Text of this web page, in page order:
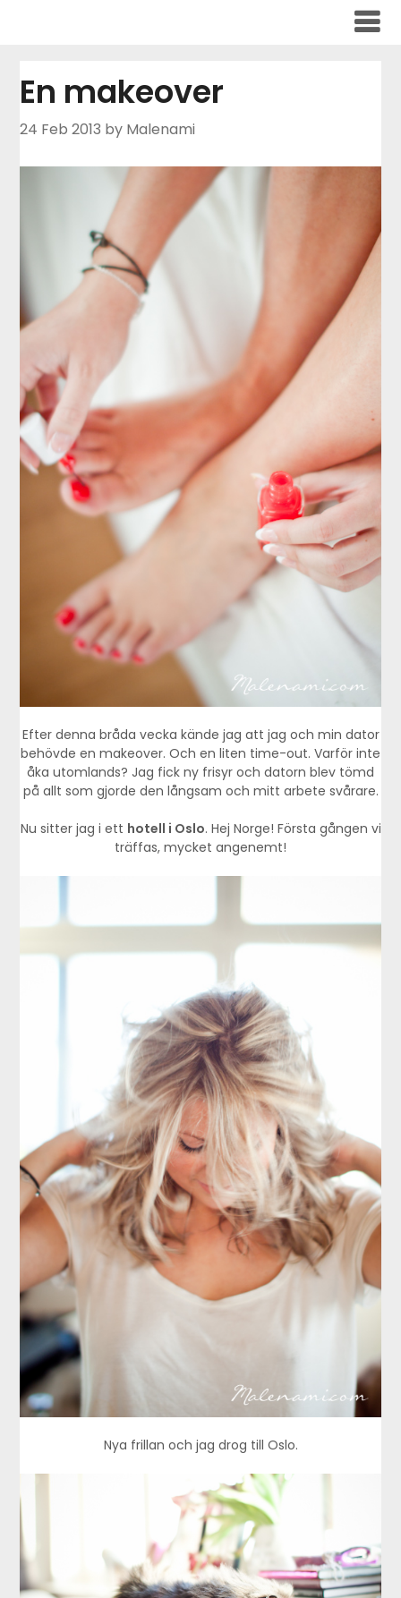
En makeover
24 Feb 2013 by Malenami
Efter denna bråda vecka kände jag att jag och min dator
behövde en makeover. Och en liten time-out. Varför inte
åka utomlands? Jag fick ny frisyr och datorn blev tömd
på allt som gjorde den långsam och mitt arbete svårare.
Nu sitter jag i ett hotell i Oslo. Hej Norge! Första gången vi
träffas, mycket angenemt!
Nya frillan och jag drog till Oslo.